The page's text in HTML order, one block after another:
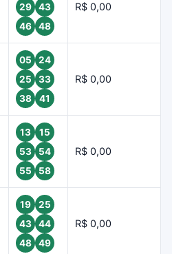
29
43
46
48
R$ 0,00
05
24
25
33
38
41
R$ 0,00
13
15
53
54
55
58
R$ 0,00
19
25
43
44
48
49
R$ 0,00